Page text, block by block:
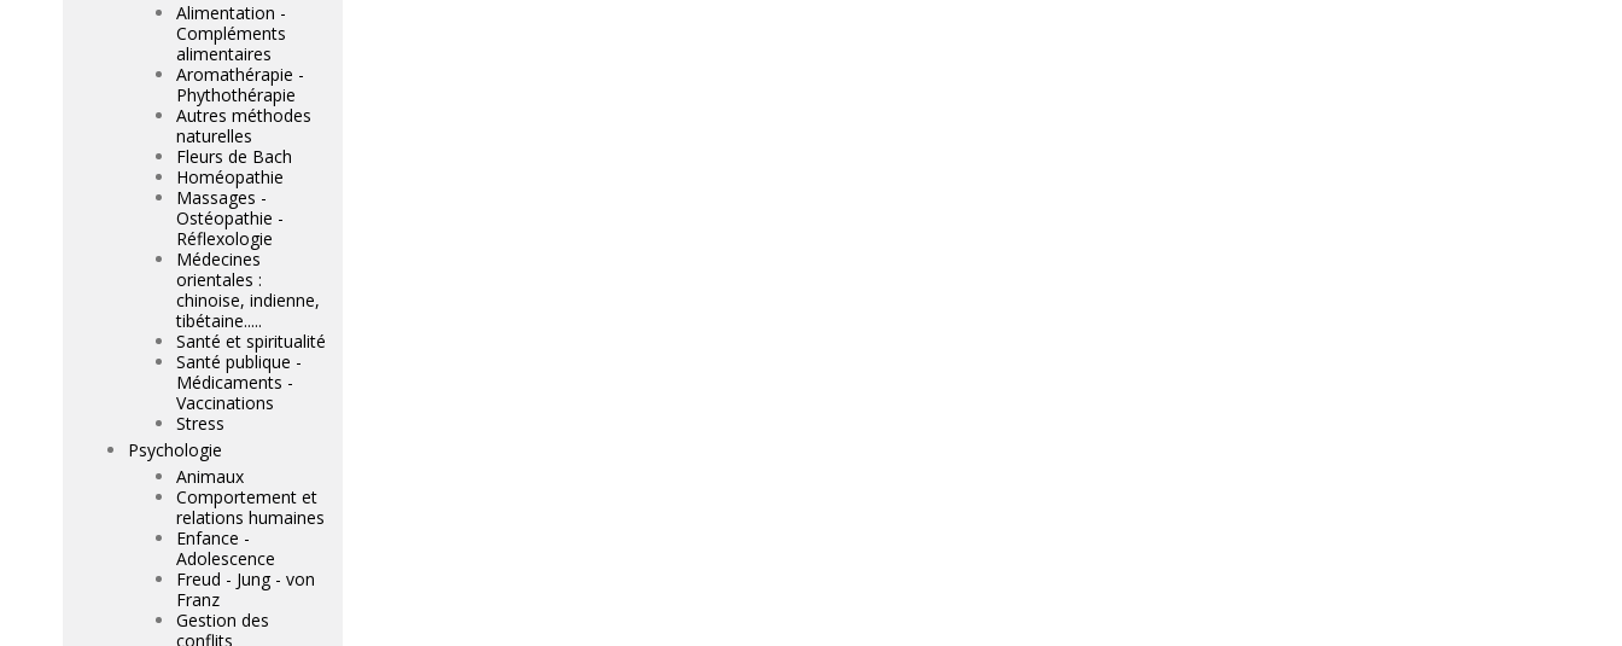
Alimentation -
Compléments
alimentaires
Aromathérapie -
Phythothérapie
Autres méthodes
naturelles
Fleurs de Bach
Homéopathie
Massages -
Ostéopathie -
Réflexologie
Médecines
orientales :
chinoise, indienne,
tibétaine.....
Santé et spiritualité
Santé publique -
Médicaments -
Vaccinations
Stress
Psychologie
Animaux
Comportement et
relations humaines
Enfance -
Adolescence
Freud - Jung - von
Franz
Gestion des
conflits